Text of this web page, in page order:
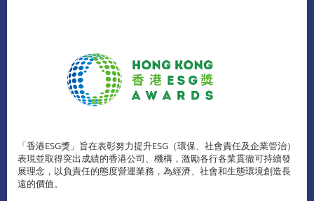
「香港ESG獎」旨在表彰努力提升ESG（環保、社會責任及企業管治）
表現並取得突出成績的香港公司、機構，激勵各行各業貫徹可持續發
展理念，以負責任的態度營運業務，為經濟、社會和生態環境創造長
遠的價值。